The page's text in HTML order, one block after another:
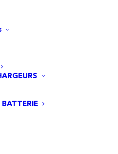
et d'intervention.
et une
à l'incorporation d'une
kevlar, une